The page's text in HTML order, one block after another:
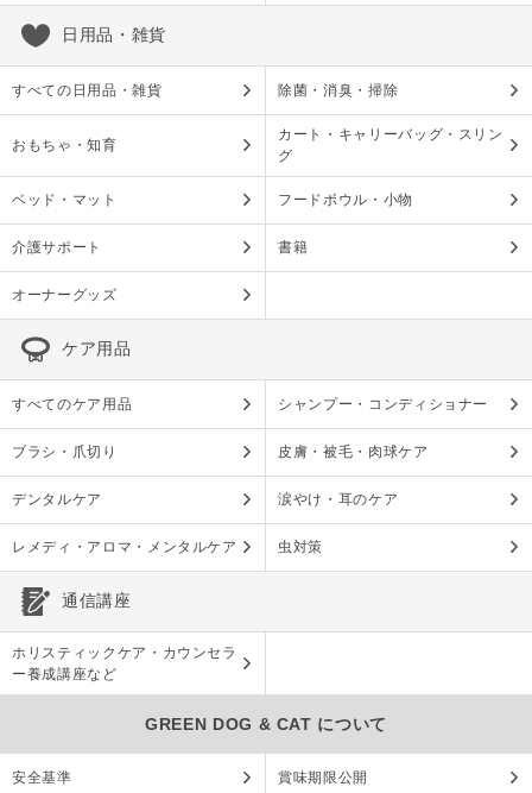
日用品・雑貨
すべての日用品・雑貨 除菌・消臭・掃除
おもちゃ・知育
カート・キャリーバッグ・スリン
グ
ベッド・マット フードボウル・小物
介護サポート 書籍
オーナーグッズ
ケア用品
すべてのケア用品 シャンプー・コンディショナー
ブラシ・爪切り 皮膚・被毛・肉球ケア
デンタルケア 涙やけ・耳のケア
レメディ・アロマ・メンタルケア 虫対策
通信講座
ホリスティックケア・カウンセラ
ー養成講座など
GREEN DOG & CAT について
安全基準 賞味期限公開